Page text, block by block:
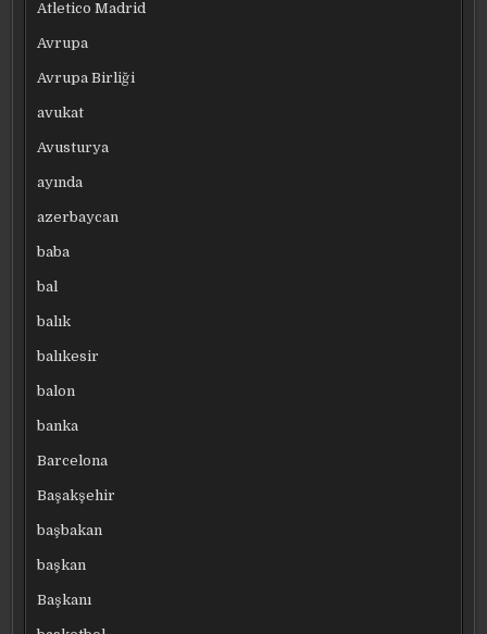
Atletico Madrid
Avrupa
Avrupa Birliği
avukat
Avusturya
ayında
azerbaycan
baba
bal
balık
balıkesir
balon
banka
Barcelona
Başakşehir
başbakan
başkan
Başkanı